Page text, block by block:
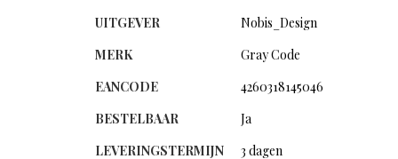
UITGEVER
Nobis_Design
MERK
Gray Code
EANCODE
4260318145046
BESTELBAAR
Ja
LEVERINGSTERMIJN
3 dagen